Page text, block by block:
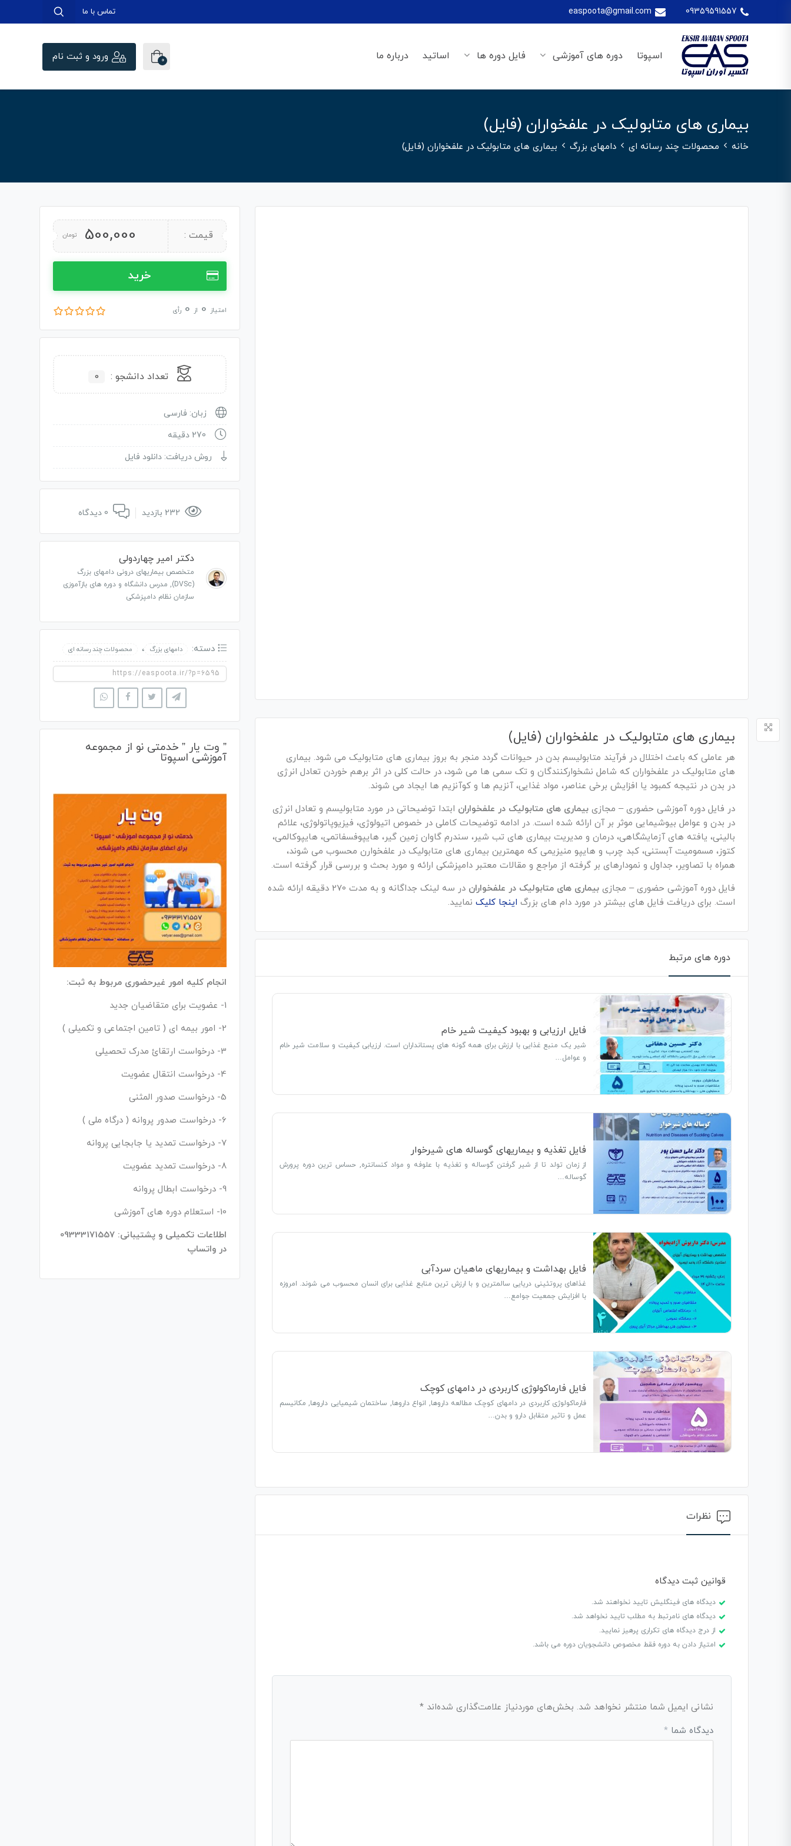
09359591557
easpoota@gmail.com تماس با ما
اسپوتا دوره های آموزشی فایل دوره ها اساتید درباره ما 0 ورود و ثبت نام
بیماری های متابولیک در علفخواران (فایل)
خانه محصولات چند رسانه ای دامهای بزرگ بیماری های متابولیک در علفخواران (فایل)
بیماری های متابولیک در علفخواران (فایل)
هر عاملی که باعث اختلال در فرآیند متابولیسم بدن در حیوانات گردد منجر به بروز بیماری های متابولیک می شود. بیماری
های متابولیک در علفخواران که شامل نشخوارکنندگان و تک سمی ها می شود، در حالت کلی در اثر برهم خوردن تعادل انرژی
در بدن در نتیجه کمبود یا افزایش برخی عناصر، مواد غذایی، آنزیم ها و کوآنزیم ها ایجاد می شوند.
در فایل دوره آموزشی حضوری – مجازی بیماری های متابولیک در علفخواران ابتدا توضیحاتی در مورد متابولیسم و تعادل انرژی
در بدن و عوامل بیوشیمایی موثر بر آن ارائه شده است. در ادامه توضیحات کاملی در خصوص اتیولوژی، فیزیوپاتولوژی، علائم
بالینی، یافته های آزمایشگاهی، درمان و مدیریت بیماری های تب شیر، سندرم گاوان زمین گیر، هایپوفسفاتمی، هایپوکالمی،
کتوز، مسمومیت آبستنی، کبد چرب و هایپو منیزیمی که مهمترین بیماری های متابولیک در علفخوارن محسوب می شوند،
همراه با تصاویر، جداول و نمودارهای بر گرفته از مراجع و مقالات معتبر دامپزشکی ارائه و مورد بحث و بررسی قرار گرفته است.
فایل دوره آموزشی حضوری – مجازی بیماری های متابولیک در علفخواران
در سه لینک جداگانه و به مدت 270 دقیقه ارائه شده
است. برای دریافت فایل های بیشتر در مورد دام های بزرگ اینجا کلیکنمایید.
دوره های مرتبط
فایل ارزیابی و بهبود کیفیت شیر خام
شیر یک منبع غذایی با ارزش برای همه گونه های پستانداران است. ارزیابی کیفیت و سلامت شیر خام
و عوامل…
فایل تغذیه و بیماریهای گوساله های شیرخوار
از زمان تولد تا از شیر گرفتن گوساله و تغذیه با علوفه و مواد کنسانتره, حساس ترین دوره پرورش
گوساله…
فایل بهداشت و بیماریهای ماهیان سردآبی
غذاهای پروتئینی دریایی سالمترین و با ارزش ترین منابع غذایی برای انسان محسوب می شوند. امروزه
با افزایش جمعیت جوامع…
فایل فارماکولوژی کاربردی در دامهای کوچک
فارماکولوژی کاربردی در دامهای کوچک مطالعه داروها, انواع داروها, ساختمان شیمیایی داروها, مکانیسم
عمل و تاثیر متقابل دارو و بدن…
نظرات
قوانین ثبت دیدگاه
دیدگاه های فینگلیش تایید نخواهند شد.
دیدگاه های نامرتبط به مطلب تایید نخواهد شد.
از درج دیدگاه های تکراری پرهیز نمایید.
امتیاز دادن به دوره فقط مخصوص دانشجویان دوره می باشد.
نشانی ایمیل شما منتشر نخواهد شد. بخش‌های موردنیاز علامت‌گذاری شده‌اند *
دیدگاه شما *
قیمت : 500,000 تومان
خرید
امتیاز 0 از 0 رأی
تعداد دانشجو : 0
زبان: فارسی
270 دقیقه
روش دریافت: دانلود فایل
دکتر امیر چهاردولی
متخصص بیماریهای درونی دامهای بزرگ
(DVSc), مدرس دانشگاه و دوره های بازآموزی
سازمان نظام دامپزشکی
دسته: دامهای بزرگ ، محصولات چند رسانه ای
” وت یار ” خدمتی نو از مجموعه
آموزشی اسپوتا
انجام کلیه امور غیرحضوری مربوط به ثبت:
1- عضویت برای متقاضیان جدید
2- امور بیمه ای ( تامین اجتماعی و تکمیلی )
3- درخواست ارتقائ مدرک تحصیلی
4- درخواست انتقال عضویت
5- درخواست صدور المثنی
6- درخواست صدور پروانه ( درگاه ملی )
7- درخواست تمدید یا جابجایی پروانه
8- درخواست تمدید عضویت
9- درخواست ابطال پروانه
10- استعلام دوره های آموزشی
اطلاعات تکمیلی و پشتیبانی: 09333171557
در واتساپ